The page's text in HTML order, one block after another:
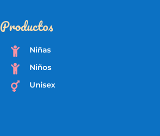
Productos
 Niñas
 Niños
 Unisex